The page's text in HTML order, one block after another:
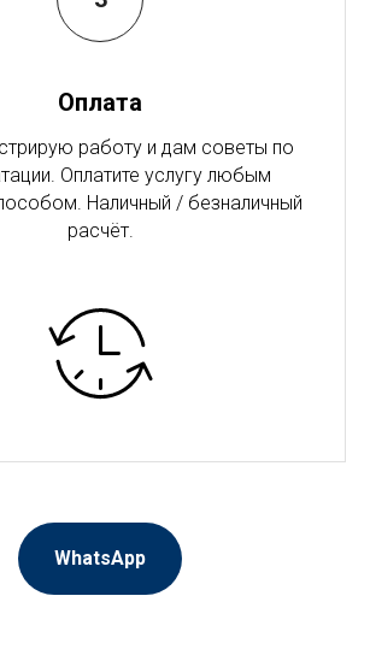
Оплата
работу и дам советы по
Оплатите услугу любым
Наличный / безналичный
расчёт.
WhatsApp